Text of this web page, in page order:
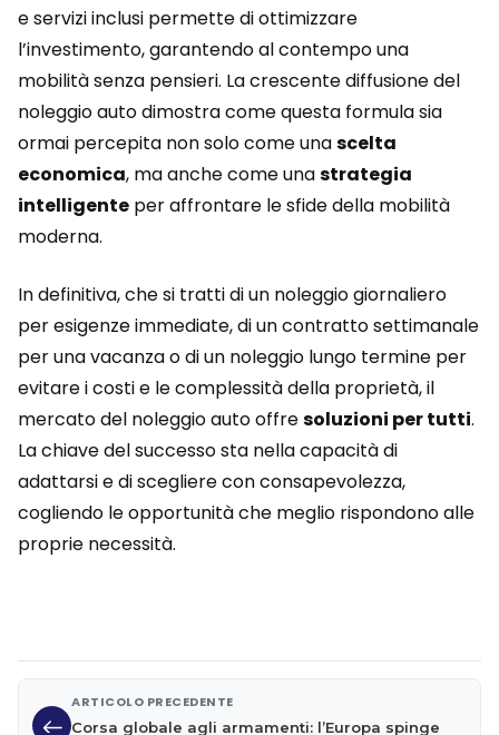
e servizi inclusi permette di ottimizzare
l’investimento, garantendo al contempo una
mobilità senza pensieri. La crescente diffusione del
noleggio auto dimostra come questa formula sia
ormai percepita non solo come unascelta
economica, ma anche come unastrategia
intelligente per affrontare le sfide della mobilità
moderna.
In definitiva, che si tratti di un noleggio giornaliero
per esigenze immediate, di un contratto settimanale
per una vacanza o di un noleggio lungo termine per
evitare i costi e le complessità della proprietà, il
mercato del noleggio auto offresoluzioni per tutti.
La chiave del successo sta nella capacità di
adattarsi e di scegliere con consapevolezza,
cogliendo le opportunità che meglio rispondono alle
proprie necessità.
ARTICOLO PRECEDENTE
Corsa globale agli armamenti: l’Europa spinge